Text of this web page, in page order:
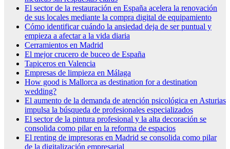
El sector de la restauración en España acelera la renovación
de sus locales mediante la compra digital de equipamiento
Cómo identificar cuándo la ansiedad deja de ser puntual y
empieza a afectar a la vida diaria
Cerramientos en Madrid
El mejor crucero de buceo de España
Tapiceros en Valencia
Empresas de limpieza en Málaga
How good is Mallorca as destination for a destination
wedding?
El aumento de la demanda de atención psicológica en Asturias
impulsa la búsqueda de profesionales especializados
El sector de la pintura profesional y la alta decoración se
consolida como pilar en la reforma de espacios
El renting de impresoras en Madrid se consolida como pilar
de la digitalización empresarial